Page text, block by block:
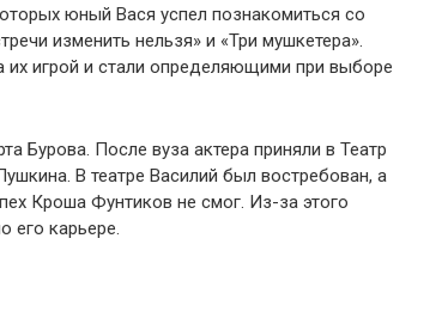
юный Вася успел познакомиться со
изменить нельзя» и «Три мушкетера».
игрой и стали определяющими при выборе
Бурова. После вуза актера приняли в Театр
В театре Василий был востребован, а
Кроша Фунтиков не смог. Из-за этого
его карьере.